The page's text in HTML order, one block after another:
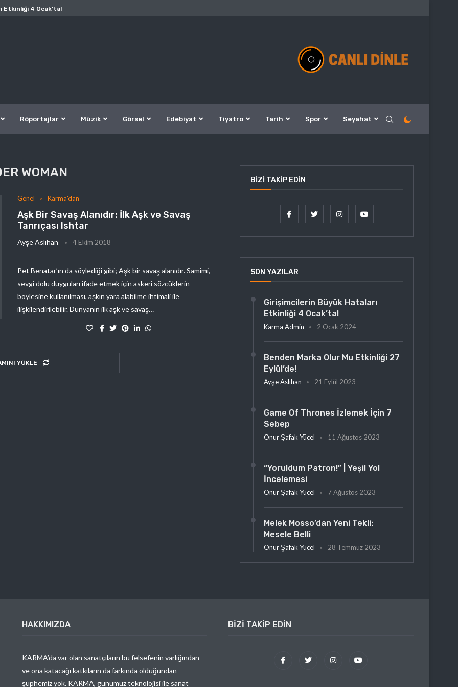
Etkinliği 4 Ocak’ta!
Röportajlar Müzik Görsel Edebiyat Tiyatro Tarih Spor Seyahat
WOMAN
Genel Karma'dan
Aşk Bir Savaş Alanıdır: İlk Aşk ve Savaş
Tanrıçası Ishtar
Ayşe Aslıhan 4 Ekim 2018
Pet Benatar’ın da söylediği gibi; Aşk bir savaş alanıdır. Samimi,
sevgi dolu duyguları ifade etmek için askeri sözcüklerin
böylesine kullanılması, aşkın yara alabilme ihtimali ile
ilişkilendirilebilir. Dünyanın ilk aşk ve savaş…
YÜKLE
BIZI TAKIP EDIN
SON YAZILAR
Girişimcilerin Büyük Hataları
Etkinliği 4 Ocak’ta!
Karma Admin 2 Ocak 2024
Benden Marka Olur Mu Etkinliği 27
Eylül’de!
Ayşe Aslıhan 21 Eylül 2023
Game Of Thrones İzlemek İçin 7
Sebep
Onur Şafak Yücel 11 Ağustos 2023
“Yoruldum Patron!” | Yeşil Yol
İncelemesi
Onur Şafak Yücel 7 Ağustos 2023
Melek Mosso’dan Yeni Tekli:
Mesele Belli
Onur Şafak Yücel 28 Temmuz 2023
HAKKIMIZDA
KARMA’da var olan sanatçıların bu felsefenin varlığından
ve ona katacağı katkıların da farkında olduğundan
şüphemiz yok. KARMA, günümüz teknolojisi ile sanat
BIZI TAKIP EDIN